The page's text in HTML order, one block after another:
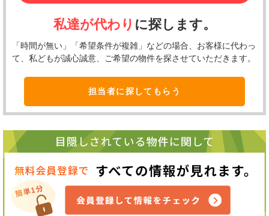
私達が代わり に探します。
「時間が無い」「希望条件が複雑」などの場合、お客様に代わっ
て、私どもが誠心誠意、ご希望の物件を探させていただきます。
担当者に探してもらう